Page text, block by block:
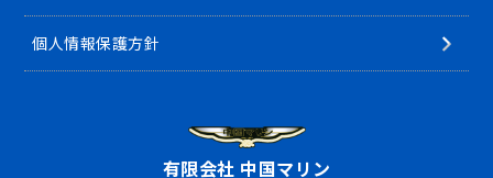
個人情報保護方針
有限会社 中国マリン